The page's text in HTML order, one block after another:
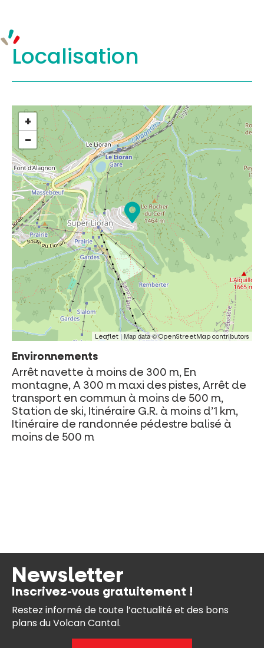
Localisation
+
−
Leaflet | Map data ©OpenStreetMap contributors
Environnements
Arrêt navette à moins de 300 m, En
montagne, A 300 m maxi des pistes, Arrêt de
transport en commun à moins de 500 m,
Station de ski, Itinéraire G.R. à moins d’1 km,
Itinéraire de randonnée pédestre balisé à
moins de 500 m
Newsletter
Inscrivez-vous gratuitement !
Restez informé de toute l’actualité et des bons
plans du Volcan Cantal.